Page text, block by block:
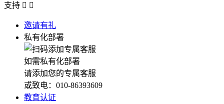
支持  
邀请有礼
私有化部署
如需私有化部署
请添加您的专属客服
或致电：010-86393609
教育认证